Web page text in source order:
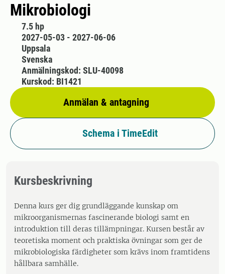
Mikrobiologi
7.5 hp
2027-05-03 - 2027-06-06
Uppsala
Svenska
Anmälan & antagning
Anmälningskod: SLU-40098
Kurskod: BI1421
Schema i TimeEdit
Kursbeskrivning
Denna kurs ger dig grundläggande kunskap om
mikroorganismernas fascinerande biologi samt en
introduktion till deras tillämpningar. Kursen består av
teoretiska moment och praktiska övningar som ger de
mikrobiologiska färdigheter som krävs inom framtidens
hållbara samhälle.